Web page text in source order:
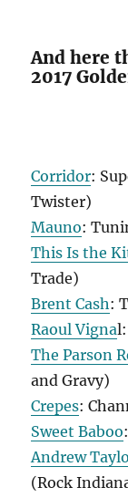
And here
2017
Corridor:
Twister)
Mauno:
This Is the
Trade)
Brent Cash:
Raoul Vigna
The Parson
and Gravy)
Crepes:
Sweet Baboo
Andrew
(Rock